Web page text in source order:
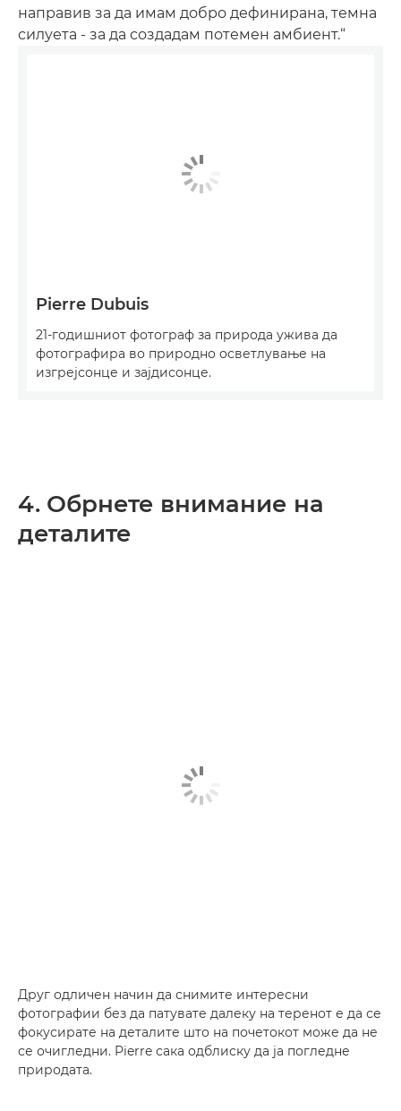
направив за да имам добро дефинирана, темна
силуета - за да создадам потемен амбиент.“
Pierre Dubuis
21-годишниот фотограф за природа ужива да
фотографира во природно осветлување на
изгрејсонце и зајдисонце.
4. Обрнете внимание на
деталите
Друг одличен начин да снимите интересни
фотографии без да патувате далеку на теренот е да се
фокусирате на деталите што на почетокот може да не
се очигледни. Pierre сака одблиску да ја погледне
природата.